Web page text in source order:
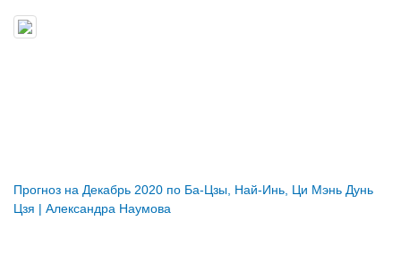
Прогноз на Декабрь 2020 по Ба-Цзы, Най-Инь, Ци Мэнь Дунь
Цзя | Александра Наумова